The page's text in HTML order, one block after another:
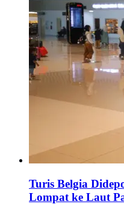
Turis Belgia
Lompat ke Laut